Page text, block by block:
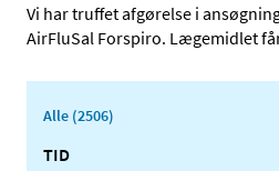
Vi har truffet afgørelse i
AirFluSal Forspiro. Lægemidlet
Alle (2506)
TID